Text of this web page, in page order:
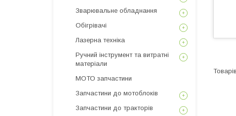
Зварювальне обладнання
Обігрівачі
Лазерна техніка
Ручний інструмент та витратні
матеріали
МОТО запчастини
Запчастини до мотоблоків
Запчастини до тракторів